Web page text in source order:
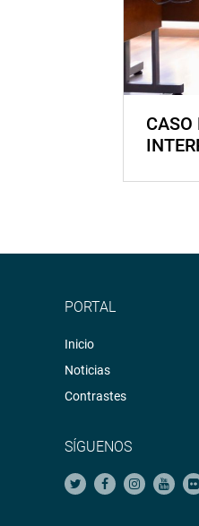
CASO
PORTAL
Inicio
Noticias
Contrastes
SÍGUENOS